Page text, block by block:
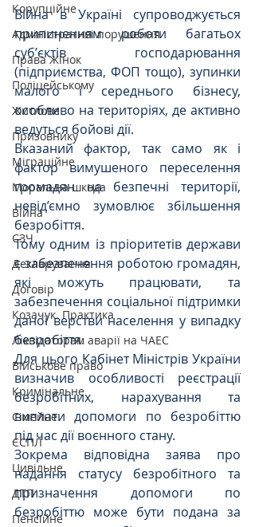
Корупційне
Адміністративі порушення
Права Жінок
Поліцейському
Житлове
Призовнику
Міграційне
Моральна шкода
Війна
СЗЧ
Декларування
Договір
Козачук. Практика
Ліквідаторам аварії на ЧАЕС
Військове право
Кримінальне
Сімейне
ЄСПЛ
Цивільне
ДТП
Пенсійне
Війна в Україні супроводжується
припиненням роботи багатьох
субʼєктів господарювання
(підприємства, ФОП тощо), зупинки
малого і середнього бізнесу,
особливо на територіях, де активно
ведуться бойові дії.
Вказаний фактор, так само як і
фактор вимушеного переселення
громадян на безпечні території,
невід’ємно зумовлює збільшення
безробіття.
Тому одним із пріоритетів держави
є забезпечення роботою громадян,
які можуть працювати, та
забезпечення соціальної підтримки
даної верстви населення у випадку
безробіття.
Для цього Кабінет Міністрів України
визначив особливості реєстрації
безробітних, нарахування та
виплати допомоги по безробіттю
під час дії воєнного стану.
Зокрема відповідна заява про
надання статусу безробітного та
призначення допомоги по
безробіттю може бути подана за